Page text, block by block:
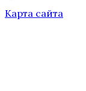
Карта сайта